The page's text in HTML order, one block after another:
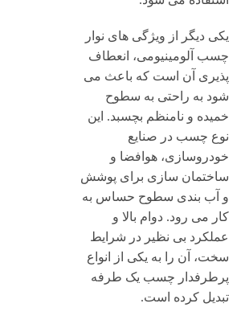
یکی دیگر از ویژگی های نوار
چسب آلومینیومی، انعطاف
پذیری آن است که باعث می
شود به راحتی به سطوح
خمیده و نامنظم بچسبد. این
نوع چسب در صنایع
خودروسازی، هوافضا و
ساختمان سازی برای پوشش
و آب بندی سطوح حساس به
کار می رود. دوام بالا و
عملکرد بی نظیر در شرایط
سخت، آن را به یکی از انواع
پرطرفدار چسب یک طرفه
تبدیل کرده است.